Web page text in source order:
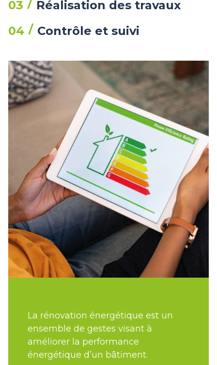
03
Réalisation des travaux
04
Contrôle et suivi
La rénovation énergétique est un
ensemble de gestes visant à
améliorer la performance
énergétique d’un bâtiment.